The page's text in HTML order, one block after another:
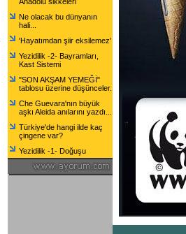
Ne olacak bu dünyanın
hali...
'Hayatımdan şiir eksilemez'
Yezidilik -2- Bayramları,
Kast Sistemi
"SON AKŞAM YEMEĞİ"
tablosu üzerine düşünceler.
Che Guevara'nın büyük
aşkı Aleida anılarını yazdı...
Türkiye'de hangi ilde kaç
çingene var?
Yezidilik -1- Doğuşu